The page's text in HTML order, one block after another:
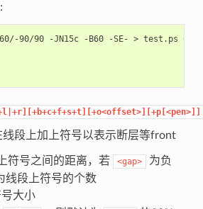
90/90 -JN15c -B60 -SE- > test.ps <<
段上加上符号以表示断层等front
符号之间的距离，若 <gap>
为负
线段上符号的个数
大小